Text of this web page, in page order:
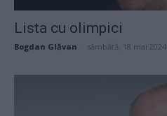
Lista cu olimpici
Bogdan Glăvan sâmbătă, 18 mai 2024